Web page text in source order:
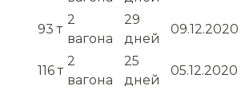
93 т
2
вагона
29
дней
09.12.2020
116 т
2
вагона
25
дней
05.12.2020